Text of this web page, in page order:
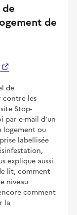
de
de
contre les
Stop-
par e-mail d’un
logement ou
labellisée
explique aussi
lit, comment
niveau
comment
la